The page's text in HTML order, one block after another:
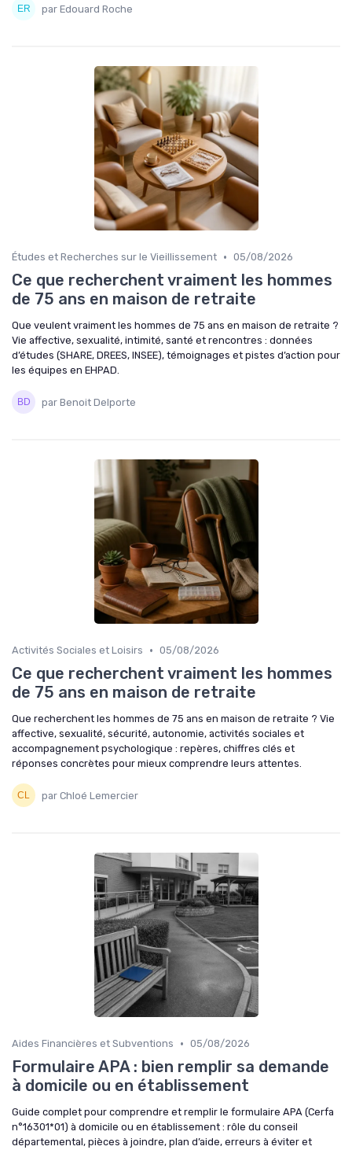
par Edouard Roche
Études et Recherches sur le Vieillissement • 05/08/2026
Ce que recherchent vraiment les hommes
de 75 ans en maison de retraite
Que veulent vraiment les hommes de 75 ans en maison de retraite ?
Vie affective, sexualité, intimité, santé et rencontres : données
d’études (SHARE, DREES, INSEE), témoignages et pistes d’action pour
les équipes en EHPAD.
par Benoit Delporte
Activités Sociales et Loisirs • 05/08/2026
Ce que recherchent vraiment les hommes
de 75 ans en maison de retraite
Que recherchent les hommes de 75 ans en maison de retraite ? Vie
affective, sexualité, sécurité, autonomie, activités sociales et
accompagnement psychologique : repères, chiffres clés et
réponses concrètes pour mieux comprendre leurs attentes.
par Chloé Lemercier
Aides Financières et Subventions • 05/08/2026
Formulaire APA : bien remplir sa demande
à domicile ou en établissement
Guide complet pour comprendre et remplir le formulaire APA (Cerfa
n°16301*01) à domicile ou en établissement : rôle du conseil
départemental, pièces à joindre, plan d’aide, erreurs à éviter et